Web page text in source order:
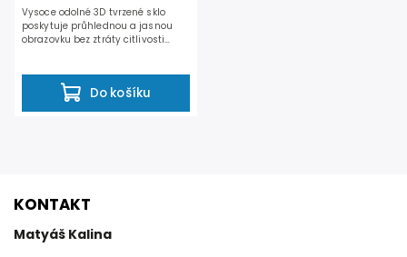
Do košíku
Vysoce odolné 3D tvrzené sklo
poskytuje průhlednou a jasnou
obrazovku bez ztráty citlivosti
KONTAKT
Matyáš Kalina